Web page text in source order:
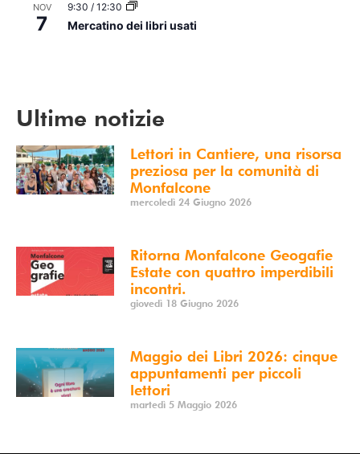
NOV
7
9:30 / 12:30
Mercatino dei libri usati
Ultime notizie
Lettori in Cantiere, una risorsa
preziosa per la comunità di
Monfalcone
mercoledì 24 Giugno 2026
Ritorna Monfalcone Geogafie
Estate con quattro imperdibili
incontri.
giovedì 18 Giugno 2026
Maggio dei Libri 2026: cinque
appuntamenti per piccoli
lettori
martedì 5 Maggio 2026